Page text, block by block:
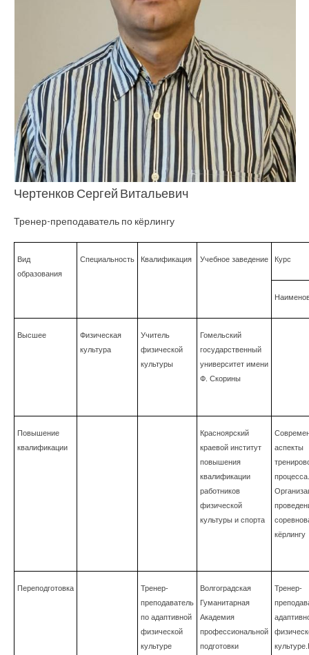
Чертенков Сергей Витальевич
Тренер-преподаватель по кёрлингу
Вид
образования
Специальность Квалификация Учебное заведение Курс
Высшее
Физическая
культура
Учитель
физической
культуры
Гомельский
государственный
университет имени
Ф. Скорины
Повышение
квалификации
Красноярский
краевой институт
повышения
квалификации
работников
физической
культуры и спорта
аспекты
процесса.
кёрлингу
Переподготовка
Тренер-
преподаватель
по адаптивной
физической
культуре
Волгоградская
Гуманитарная
Академия
профессиональной
подготовки
Тренер-